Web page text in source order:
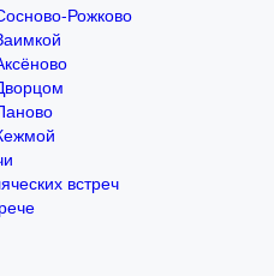
Рожково
встреч